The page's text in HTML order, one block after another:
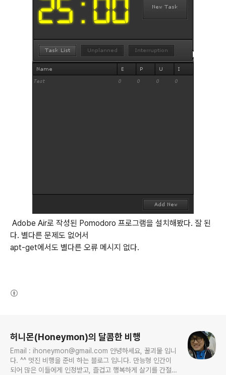
Adobe Air로 작성된 Pomodoro 프로그램을 설치해봤다. 잘 된
다. 별다른 문제도 없어서
apt-get에서도 별다른 오류 메시지 없다.
허니몬(Honeymon)의 달콤한 비행
Email : ihoneymon@gmail.com 안녕하세요, 꿀괴물 입니
다. ^^ 멋진 비행을 준비 하는 블로그 입니다. 만능형 인간이
되어 많은 이들에게 인정받고, 즐겁고 행복하게 살기를 간절히